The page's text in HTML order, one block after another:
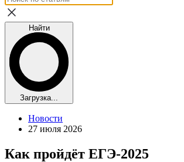
Найти
Загрузка...
Новости
27 июля 2026
Как пройдёт ЕГЭ-2025